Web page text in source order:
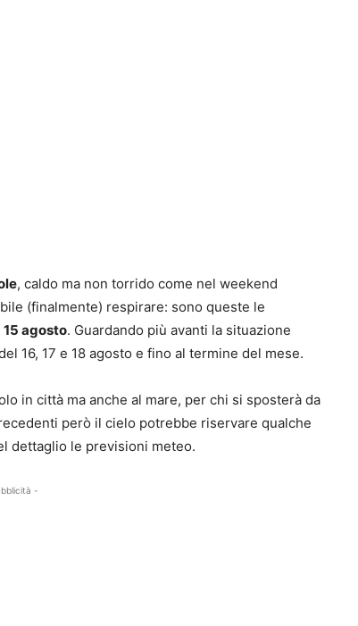
, caldo ma non torrido come nel weekend
(finalmente) respirare: sono queste le
15 agosto. Guardando più avanti la situazione
16, 17 e 18 agosto e fino al termine del mese.
in città ma anche al mare, per chi si sposterà da
però il cielo potrebbe riservare qualche
dettaglio le previsioni meteo.
-